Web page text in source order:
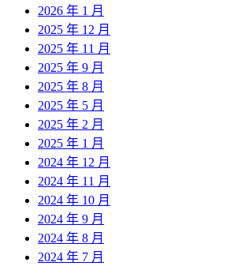
2026 年 1 月
2025 年 12 月
2025 年 11 月
2025 年 9 月
2025 年 8 月
2025 年 5 月
2025 年 2 月
2025 年 1 月
2024 年 12 月
2024 年 11 月
2024 年 10 月
2024 年 9 月
2024 年 8 月
2024 年 7 月